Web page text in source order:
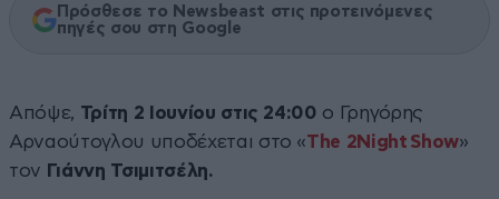
Πρόσθεσε το Newsbeast στις προτεινόμενες
πηγές σου στη Google
Απόψε, Τρίτη 2 Ιουνίου στις 24:00 ο Γρηγόρης
Αρναούτογλου υποδέχεται στο «The 2Night Show»
τον Γιάννη Τσιμιτσέλη.